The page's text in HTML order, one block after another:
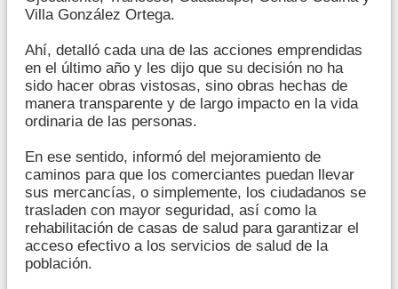
Villa González Ortega.
Ahí, detalló cada una de las acciones emprendidas
en el último año y les dijo que su decisión no ha
sido hacer obras vistosas, sino obras hechas de
manera transparente y de largo impacto en la vida
ordinaria de las personas.
En ese sentido, informó del mejoramiento de
caminos para que los comerciantes puedan llevar
sus mercancías, o simplemente, los ciudadanos se
trasladen con mayor seguridad, así como la
rehabilitación de casas de salud para garantizar el
acceso efectivo a los servicios de salud de la
población.